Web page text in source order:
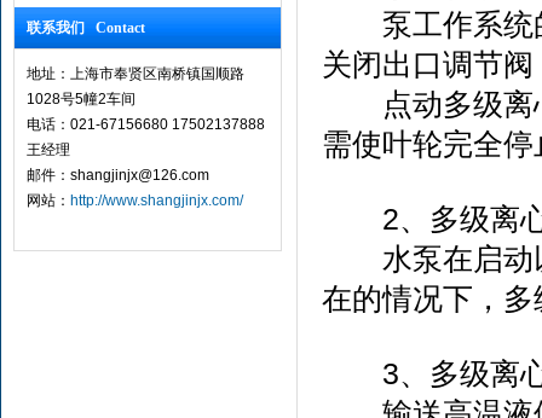
联系我们 Contact
地址：上海市奉贤区南桥镇国顺路
1028号5幢2车间
电话：021-67156680 17502137888
王经理
邮件：shangjinjx@126.com
网站： http://www.shangjinjx.com/
泵工作系统的
关闭出口调节阀
点动多级离心
需使叶轮完全
2、多级离
水泵在启动以
在的情况下，
3、多级离